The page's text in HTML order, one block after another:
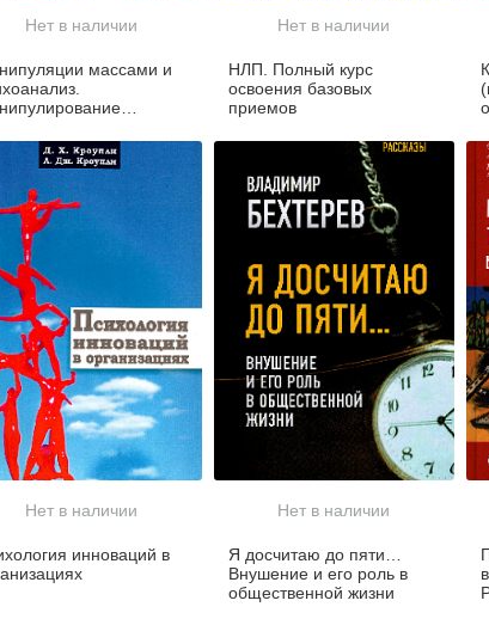
Нет в наличии
массами и
посредством
Нет в наличии
НЛП. Полный курс
освоения базовых
приемов
Нет в наличии
инноваций в
Нет в наличии
Я досчитаю до пяти…
Внушение и его роль в
общественной жизни